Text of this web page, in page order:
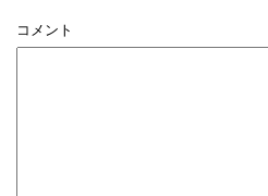
コメント